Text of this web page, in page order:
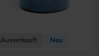
Ausverkauft Neu